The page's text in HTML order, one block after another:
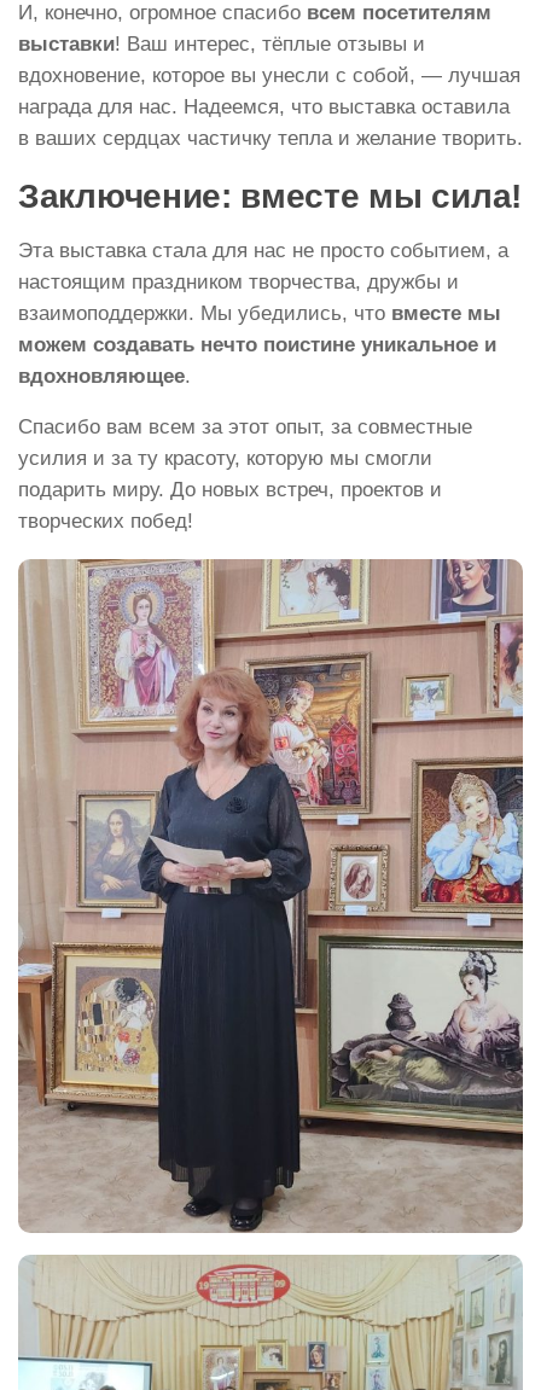
И, конечно, огромное спасибо всем посетителям
выставки! Ваш интерес, тёплые отзывы и
вдохновение, которое вы унесли с собой, — лучшая
награда для нас. Надеемся, что выставка оставила
в ваших сердцах частичку тепла и желание творить.
Заключение: вместе мы сила!
Эта выставка стала для нас не просто событием, а
настоящим праздником творчества, дружбы и
взаимоподдержки. Мы убедились, что вместе мы
можем создавать нечто поистине уникальное и
вдохновляющее.
Спасибо вам всем за этот опыт, за совместные
усилия и за ту красоту, которую мы смогли
подарить миру. До новых встреч, проектов и
творческих побед!